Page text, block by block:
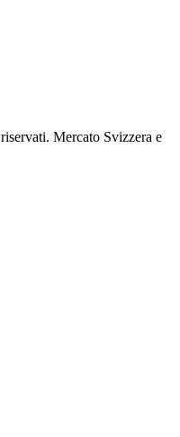
Mercato Svizzera e